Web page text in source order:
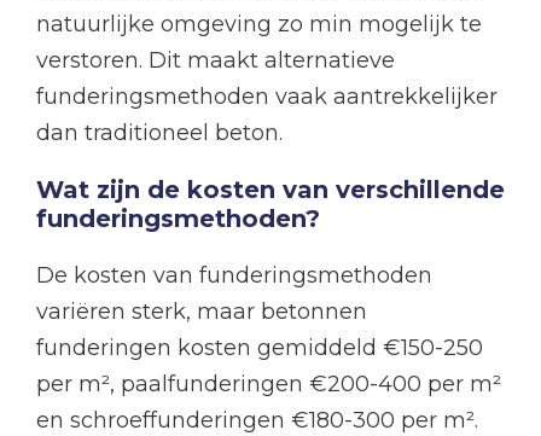
natuurlijke omgeving zo min mogelijk te
verstoren. Dit maakt alternatieve
funderingsmethoden vaak aantrekkelijker
dan traditioneel beton.
Wat zijn de kosten van verschillende
funderingsmethoden?
De kosten van funderingsmethoden
variëren sterk, maar betonnen
funderingen kosten gemiddeld €150-250
per m², paalfunderingen €200-400 per m²
en schroeffunderingen €180-300 per m².